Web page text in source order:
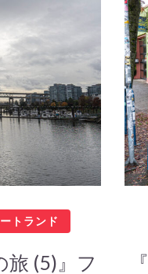
トランド
旅 (5)』フ